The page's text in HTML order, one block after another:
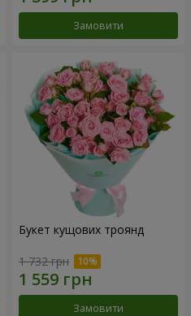
Замовити
Букет кущових троянд
1 732 грн
Замовити